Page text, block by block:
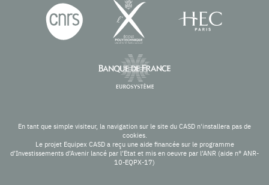
En tant que simple visiteur, la navigation sur le site du CASD n'installera pas de
cookies.
Le projet Equipex CASD a reçu une aide financée sur le programme
d’Investissements d’Avenir lancé par l’Etat et mis en oeuvre par l’ANR (aide n° ANR-
10-EQPX-17)